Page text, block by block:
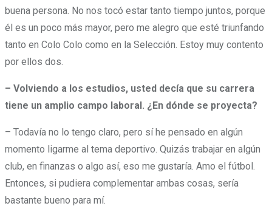
buena persona. No nos tocó estar tanto tiempo juntos, porque
él es un poco más mayor, pero me alegro que esté triunfando
tanto en Colo Colo como en la Selección. Estoy muy contento
por ellos dos.
– Volviendo a los estudios, usted decía que su carrera
tiene un amplio campo laboral. ¿En dónde se proyecta?
– Todavía no lo tengo claro, pero sí he pensado en algún
momento ligarme al tema deportivo. Quizás trabajar en algún
club, en finanzas o algo así, eso me gustaría. Amo el fútbol.
Entonces, si pudiera complementar ambas cosas, sería
bastante bueno para mí.